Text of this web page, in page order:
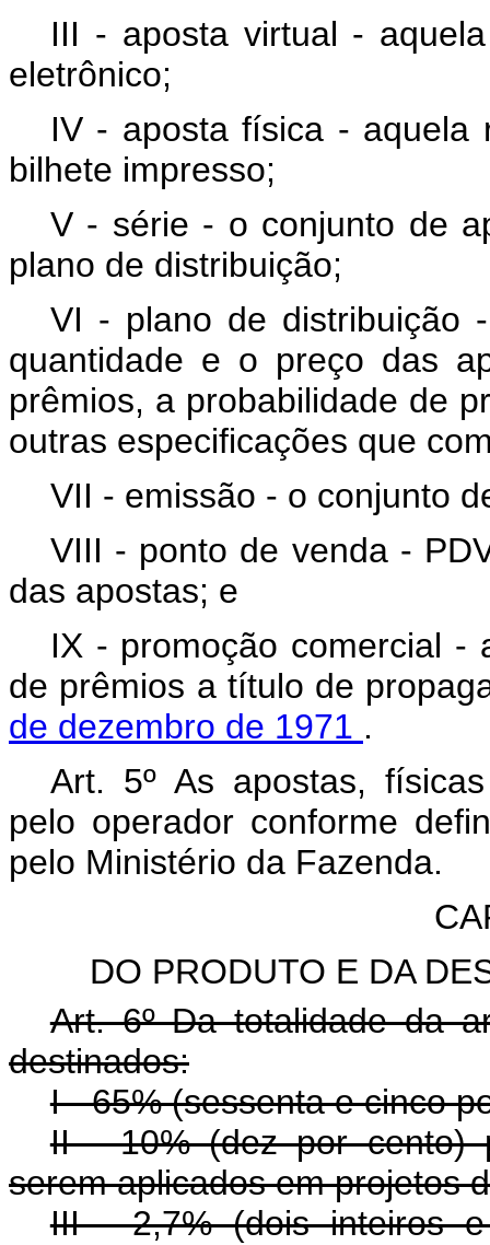
III - aposta virtual -
eletrônico;
IV - aposta física - aquela
bilhete impresso;
V - série - o conjunto de
plano de distribuição;
VI - plano de distribuição
quantidade e o preço das
prêmios, a probabilidade de
outras especificações que
VII - emissão - o conjunto
VIII - ponto de venda -
das apostas; e
IX - promoção comercial -
de prêmios a título de
de dezembro de 1971 .
Art. 5º As apostas,
pelo operador conforme
pelo Ministério da Fazenda.
DO PRODUTO E DA
Art. 6º Da totalidade da
destinados:
I - 65% (sessenta e cinco
II - 10% (dez por cento)
serem aplicados em projetos
III - 2,7% (dois inteiros